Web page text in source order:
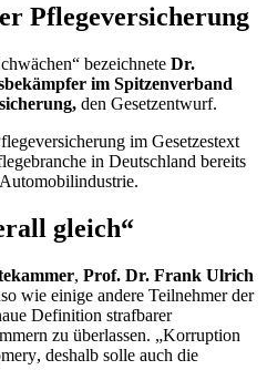
Pflegeversicherung
bezeichnete Dr.
im Spitzenverband
den Gesetzentwurf.
im Gesetzestext
in Deutschland bereits
gleich“
, Prof. Dr. Frank Ulrich
wie einige andere Teilnehmer der
Definition strafbarer
zu überlassen. „Korruption
, deshalb solle auch die